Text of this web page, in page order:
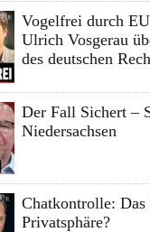
Vogelfrei durch
Ulrich Vosgerau
des deutschen
Der Fall Sichert –
Niedersachsen
Chatkontrolle: Das
Privatsphäre?